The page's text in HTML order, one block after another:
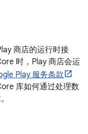
商店的运行时接
时，Play 商店会运
Play 服务条款
库如何通过处理数